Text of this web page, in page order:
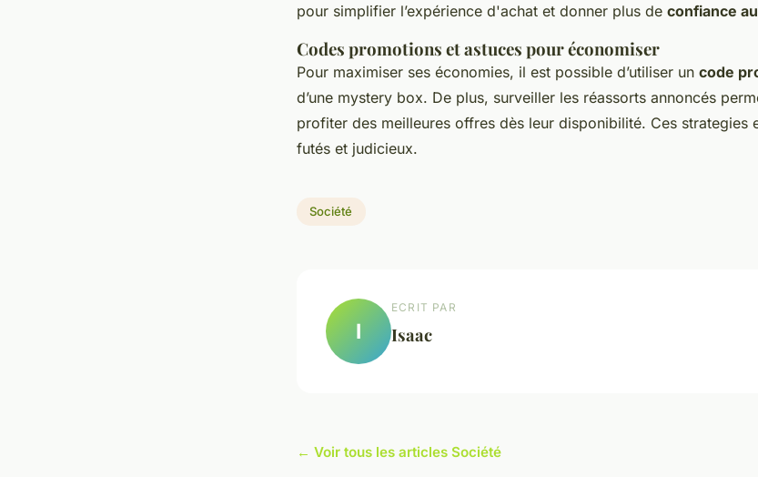
pour simplifier l’expérience d'achat et donner plus de confiance
Codes promotions et astuces pour économiser
Pour maximiser ses économies, il est possible d’utiliser un code
d’une mystery box. De plus, surveiller les réassorts annoncés
profiter des meilleures offres dès leur disponibilité. Ces strategies
futés et judicieux.
Société
I
ECRIT PAR
Isaac
← Voir tous les articles Société